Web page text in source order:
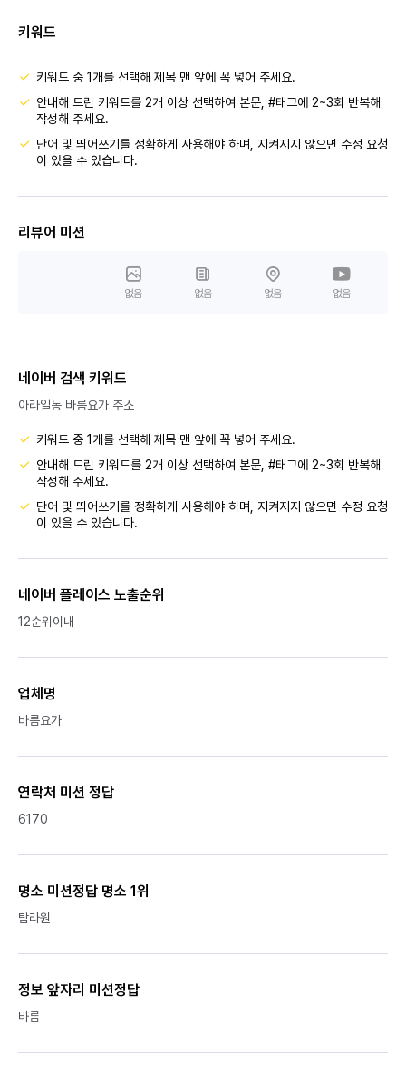
키워드
키워드 중 1개를 선택해 제목 맨 앞에 꼭 넣어 주세요.
안내해 드린 키워드를 2개 이상 선택하여 본문, #태그에 2~3회 반복해
작성해 주세요.
단어 및 띄어쓰기를 정확하게 사용해야 하며, 지켜지지 않으면 수정 요청
이 있을 수 있습니다.
리뷰어 미션
없음 없음 없음 없음
네이버 검색 키워드
아라일동 바름요가 주소
키워드 중 1개를 선택해 제목 맨 앞에 꼭 넣어 주세요.
안내해 드린 키워드를 2개 이상 선택하여 본문, #태그에 2~3회 반복해
작성해 주세요.
단어 및 띄어쓰기를 정확하게 사용해야 하며, 지켜지지 않으면 수정 요청
이 있을 수 있습니다.
네이버 플레이스 노출순위
12순위이내
업체명
바름요가
연락처 미션 정답
6170
명소 미션정답 명소 1위
탐라원
정보 앞자리 미션정답
바름